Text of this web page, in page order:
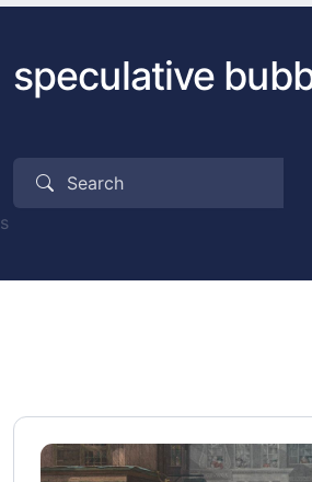
speculative
s